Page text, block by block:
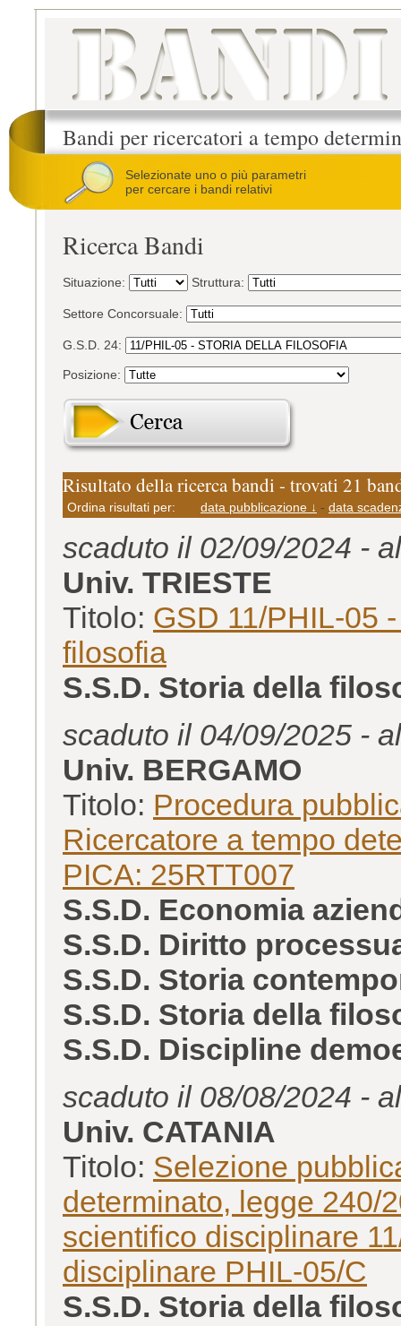
Bandi per ricercatori a tempo
Selezionate uno o più parametri
per cercare i bandi relativi
Ricerca Bandi
Situazione: Struttura:
Settore Concorsuale:
G.S.D. 24:
Posizione:
Risultato della ricerca bandi - trovati 21
Ordina risultati per: data pubblicazione ↓ - data
scaduto il 02/09/2024 -
Univ. TRIESTE
Titolo: GSD 11/PHIL-05
filosofia
S.S.D. Storia della
scaduto il 04/09/2025 -
Univ. BERGAMO
Titolo: Procedura
Ricercatore a tempo
PICA: 25RTT007
S.S.D. Economia
S.S.D. Diritto
S.S.D. Storia
S.S.D. Storia della
S.S.D. Discipline
scaduto il 08/08/2024 -
Univ. CATANIA
Titolo: Selezione
determinato, legge 240/
scientifico disciplinare
disciplinare PHIL-05/C
S.S.D. Storia della